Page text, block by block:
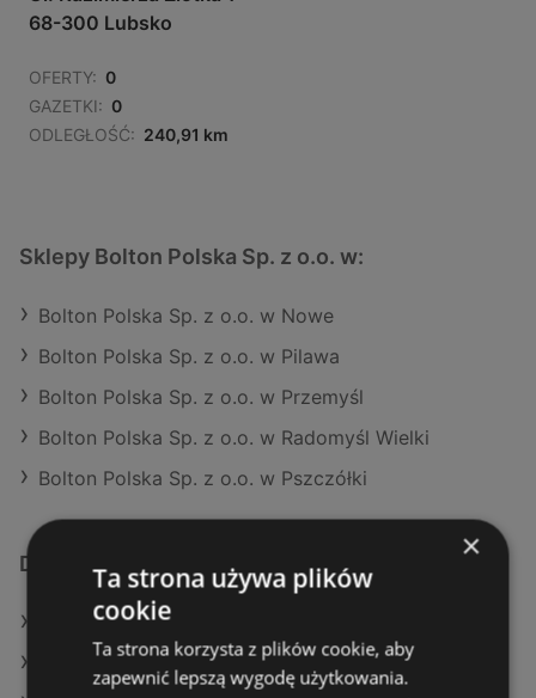
68-300 Lubsko
OFERTY: 0
GAZETKI: 0
ODLEGŁOŚĆ: 240,91 km
Sklepy Bolton Polska Sp. z o.o. w:
Bolton Polska Sp. z o.o. w Nowe
Bolton Polska Sp. z o.o. w Pilawa
Bolton Polska Sp. z o.o. w Przemyśl
Bolton Polska Sp. z o.o. w Radomyśl Wielki
Bolton Polska Sp. z o.o. w Pszczółki
Dodatkowe łącza
Oferty Leroy Merlin
Oferty Castorama
×
Ta strona używa plików
cookie
Ta strona korzysta z plików cookie, aby
zapewnić lepszą wygodę użytkowania.